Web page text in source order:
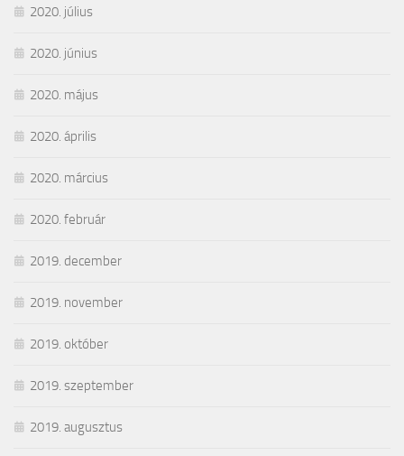
2020. július
2020. június
2020. május
2020. április
2020. március
2020. február
2019. december
2019. november
2019. október
2019. szeptember
2019. augusztus